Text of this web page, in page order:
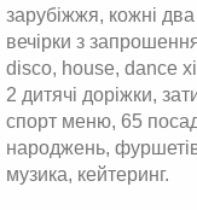
зарубіжжя, кожні
вечірки з
disco, house, dance
2 дитячі доріжки,
спорт меню, 65
народжень,
музика, кейтеринг.